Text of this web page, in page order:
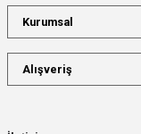
Kurumsal
Alışveriş